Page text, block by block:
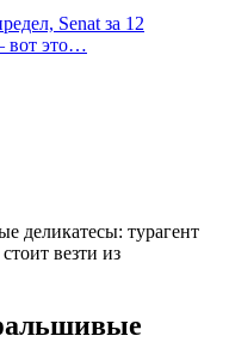
Senat за 12
вот это…
деликатесы: турагент
везти из